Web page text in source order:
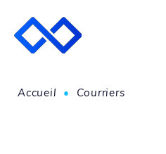
Accueil • Courriers